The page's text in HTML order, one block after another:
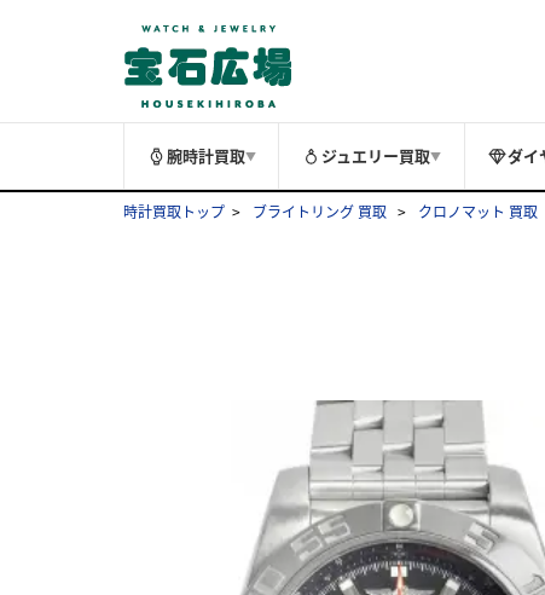
腕時計買取▼ ジュエリー買取▼ ダイ
時計買取トップ ブライトリング 買取 クロノマット 買取